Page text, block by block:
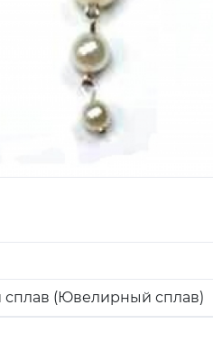
(Ювелирный сплав)